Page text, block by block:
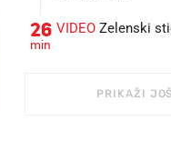
26
min
VIDEO Zelenski
PRIKAŽI